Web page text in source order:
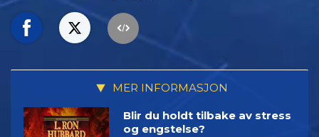
MER INFORMASJON
Blir du holdt tilbake av stress
og engstelse?